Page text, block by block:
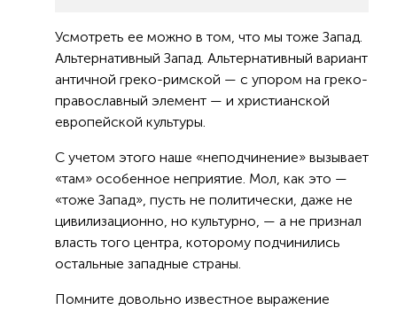
Усмотреть ее можно в том, что мы тоже Запад.
Альтернативный Запад. Альтернативный вариант
античной греко-римской — с упором на греко-
православный элемент — и христианской
европейской культуры.
С учетом этого наше «неподчинение» вызывает
«там» особенное неприятие. Мол, как это —
«тоже Запад», пусть не политически, даже не
цивилизационно, но культурно, — а не признал
власть того центра, которому подчинились
остальные западные страны.
Помните довольно известное выражение